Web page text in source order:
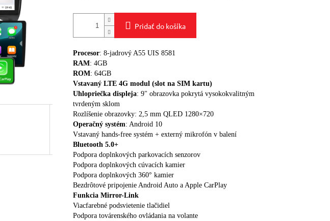
Pridať do košíka
Procesor: 8-jadrový A55 UIS 8581
RAM: 4GB
ROM: 64GB
Vstavaný LTE 4G modul (slot na SIM kartu)
Uhlopriečka displeja: 9" obrazovka pokrytá vysokokvalitným
tvrdeným sklom
Rozlíšenie obrazovky: 2,5 mm QLED 1280×720
Operačný systém: Android 10
Vstavaný hands-free systém + externý mikrofón v balení
Bluetooth 5.0+
Podpora doplnkových parkovacích senzorov
Podpora doplnkových cúvacích kamier
Podpora doplnkových 360° kamier
Bezdrôtové pripojenie Android Auto a Apple CarPlay
Funkcia Mirror-Link
Viacfarebné podsvietenie tlačidiel
Podpora továrenského ovládania na volante